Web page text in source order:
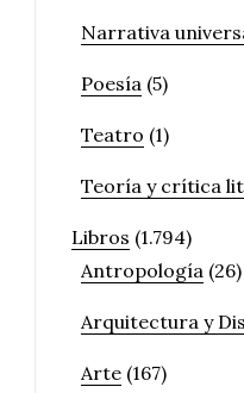
Narrativa
Poesía (5)
Teatro (1)
Teoría y crítica
Libros (1.794)
Antropología (26)
Arquitectura y
Arte (167)